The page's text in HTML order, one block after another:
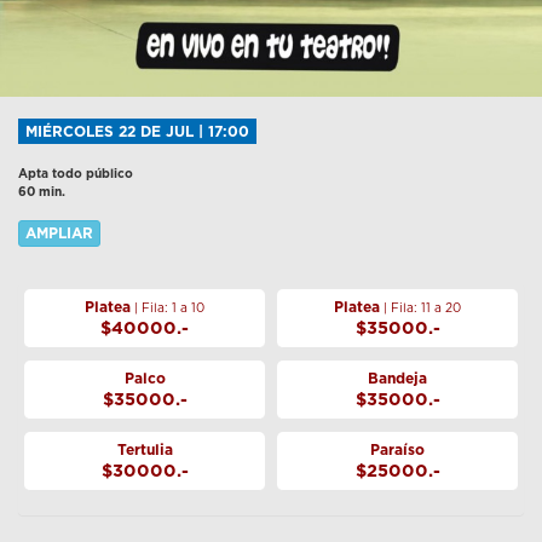
MIÉRCOLES 22 DE JUL | 17:00
Apta todo público
60 min.
AMPLIAR
Platea | Fila: 1 a 10
$40000.-
Platea | Fila: 11 a 20
$35000.-
Palco
$35000.-
Bandeja
$35000.-
Tertulia
$30000.-
Paraíso
$25000.-